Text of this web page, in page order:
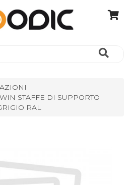
STAFFE DI SUPPORTO
RAL